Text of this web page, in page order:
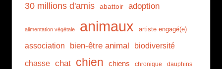
30 millions d'amis abattoir adoption
alimentation végétale animaux artiste engagé(e)
association bien-être animal biodiversité
chasse chat chien chiens chronique dauphins